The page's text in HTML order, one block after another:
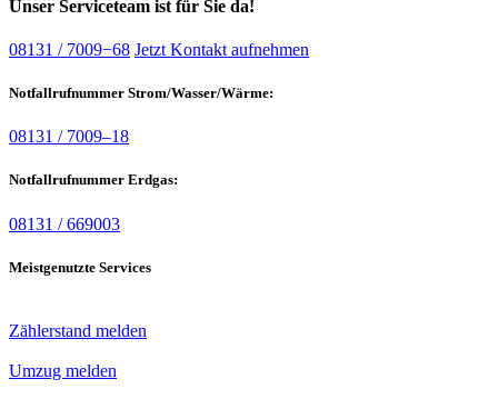
Unser Serviceteam ist für Sie da!
08131 / 7009−68 Jetzt Kontakt aufnehmen
Notfallrufnummer Strom/Wasser/Wärme:
08131 / 7009–18
Notfallrufnummer Erdgas:
08131 / 669003
Meistgenutzte Services
Zählerstand melden
Umzug melden